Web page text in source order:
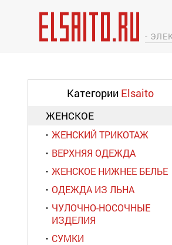
-
Категории Elsaito
ЖЕНСКОЕ
ЖЕНСКИЙ ТРИКОТАЖ
ВЕРХНЯЯ ОДЕЖДА
ЖЕНСКОЕ НИЖНЕЕ БЕЛЬЕ
ОДЕЖДА ИЗ ЛЬНА
ЧУЛОЧНО-НОСОЧНЫЕ
ИЗДЕЛИЯ
СУМКИ